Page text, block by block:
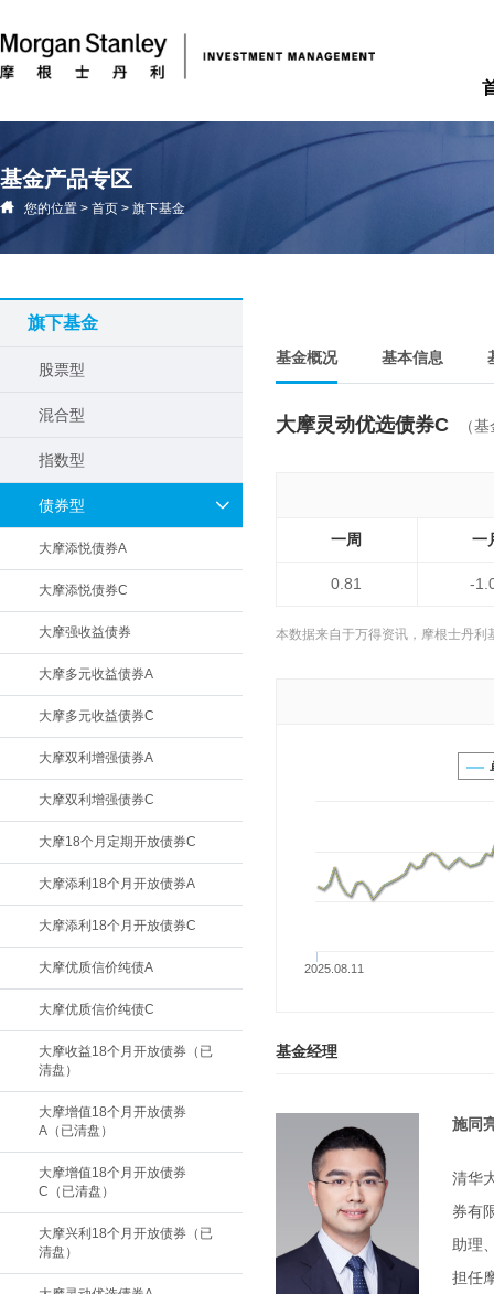
基金产品专区
您的位置 > 首页 > 旗下基金
旗下基金
股票型
混合型
指数型
债券型
大摩添悦债券A
大摩添悦债券C
大摩强收益债券
大摩多元收益债券A
大摩多元收益债券C
大摩双利增强债券A
大摩双利增强债券C
大摩18个月定期开放债券C
大摩添利18个月开放债券A
大摩添利18个月开放债券C
大摩优质信价纯债A
大摩优质信价纯债C
大摩收益18个月开放债券（已
清盘）
大摩增值18个月开放债券
A（已清盘）
大摩增值18个月开放债券
C（已清盘）
大摩兴利18个月开放债券（已
清盘）
基金概况 基本信息
大摩灵动优选债券C （
一周 一
0.81 -
本数据来自于万得资讯，摩根士丹
2025.08.11
基金经理
施同
清华
券有
助理
担任